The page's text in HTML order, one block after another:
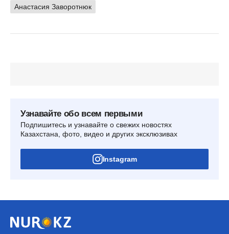
Анастасия Заворотнюк
Узнавайте обо всем первыми
Подпишитесь и узнавайте о свежих новостях
Казахстана, фото, видео и других эксклюзивах
Instagram